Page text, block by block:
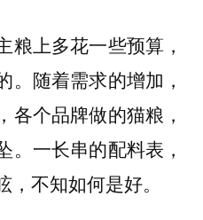
粮上多花一些预算，
。随着需求的增加，
各个品牌做的猫粮，
。一长串的配料表，
不知如何是好。